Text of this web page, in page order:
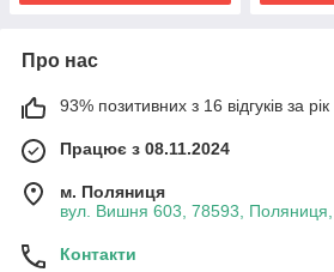
Про нас
93% позитивних з 16 відгуків за рік
Працює з 08.11.2024
м. Поляниця
вул. Вишня 603, 78593, Поляниця,
Контакти